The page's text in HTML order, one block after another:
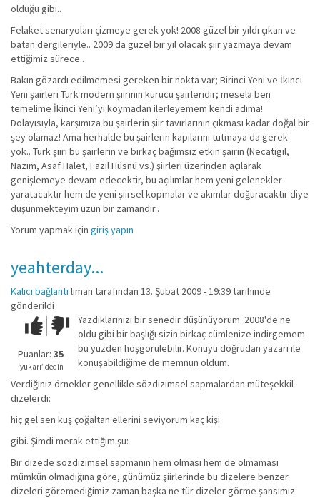
olduğu gibi..
Felaket senaryoları çizmeye gerek yok! 2008 güzel bir yıldı çıkan ve
batan dergileriyle.. 2009 da güzel bir yıl olacak şiir yazmaya devam
ettiğimiz sürece..
Bakın gözardı edilmemesi gereken bir nokta var; Birinci Yeni ve İkinci
Yeni şairleri Türk modern şiirinin kurucu şairleridir; mesela ben
temelime İkinci Yeni’yi koymadan ilerleyemem kendi adıma!
Dolayısıyla, karşımıza bu şairlerin şiir tavırlarının çıkması kadar doğal bir
şey olamaz! Ama herhalde bu şairlerin kapılarını tutmaya da gerek
yok.. Türk şiiri bu şairlerin ve birkaç bağımsız etkin şairin (Necatigil,
Nazım, Asaf Halet, Fazıl Hüsnü vs.) şiirleri üzerinden açılarak
genişlemeye devam edecektir, bu açılımlar hem yeni gelenekler
yaratacaktır hem de yeni şiirsel kopmalar ve akımlar doğuracaktır diye
düşünmekteyim uzun bir zamandır..
Yorum yapmak için giriş yapın
yeahterday...
Kalıcı bağlantı liman tarafından 13. Şubat 2009 - 19:39 tarihinde
gönderildi
Çok iyi!O
kadar
iyi
değil!
Puanlar: 35
‘yukarı’ dedin
Yazdıklarınızı bir senedir düşünüyorum. 2008'de ne
oldu gibi bir başlığı sizin birkaç cümlenize indirgemem
bu yüzden hoşgörülebilir. Konuyu doğrudan yazarı ile
konuşabildiğime de memnun oldum.
Verdiğiniz örnekler genellikle sözdizimsel sapmalardan müteşekkil
dizelerdi:
hiç gel sen kuş çoğaltan ellerini seviyorum kaç kişi
gibi. Şimdi merak ettiğim şu:
Bir dizede sözdizimsel sapmanın hem olması hem de olmaması
mümkün olmadığına göre, günümüz şiirlerinde bu dizelere benzer
dizeleri göremediğimiz zaman başka ne tür dizeler görme şansımız